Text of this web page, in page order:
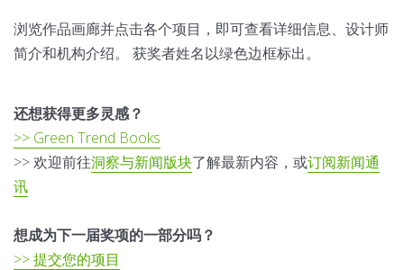
浏览作品画廊并点击各个项目，即可查看详细信息、设计师
简介和机构介绍。 获奖者姓名以绿色边框标出。
还想获得更多灵感？
>> Green Trend Books
>> 欢迎前往洞察与新闻版块了解最新内容，或订阅新闻通
讯
想成为下一届奖项的一部分吗？
>> 提交您的项目